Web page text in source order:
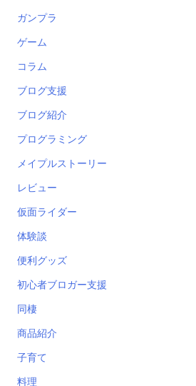
ガンプラ
ゲーム
コラム
ブログ支援
ブログ紹介
プログラミング
メイプルストーリー
レビュー
仮面ライダー
体験談
便利グッズ
初心者ブロガー支援
同棲
商品紹介
子育て
料理